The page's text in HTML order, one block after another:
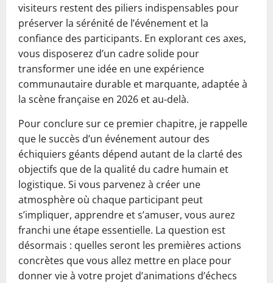
visiteurs restent des piliers indispensables pour
préserver la sérénité de l’événement et la
confiance des participants. En explorant ces axes,
vous disposerez d’un cadre solide pour
transformer une idée en une expérience
communautaire durable et marquante, adaptée à
la scène française en 2026 et au-delà.
Pour conclure sur ce premier chapitre, je rappelle
que le succès d’un événement autour des
échiquiers géants dépend autant de la clarté des
objectifs que de la qualité du cadre humain et
logistique. Si vous parvenez à créer une
atmosphère où chaque participant peut
s’impliquer, apprendre et s’amuser, vous aurez
franchi une étape essentielle. La question est
désormais : quelles seront les premières actions
concrètes que vous allez mettre en place pour
donner vie à votre projet d’animations d’échecs